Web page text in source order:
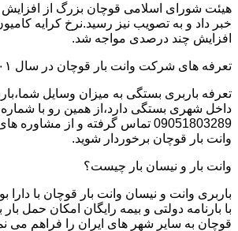
هیئت شورای اسلامی قوچان بزرگ از افزایش
افزایش چند درصدی مواجه شد.
تعرفه های شرکت وانت بار قوچان در سال ۱۴۰۱ چقدر است؟
تعرفه باربری بستگی به میزان وسایل
داخل شهری بستگی دارد،از همین رو با
09051803289 تماس گرفته و از
وانت بار قوچان برخوردار شوید.
وانت بار و نیسان بار چیست؟
باربری وانت و نیسان وانت بار قوچان با دارا
با بارنامه دولتی و بیمه رایگان امکان حمل بار
قوچان به سایر شهر های ایران را فراهم می